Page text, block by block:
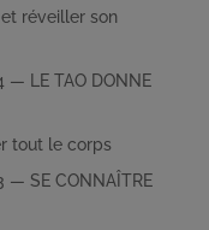
réveiller son
— LE TAO DONNE
tout le corps
— SE CONNAÎTRE